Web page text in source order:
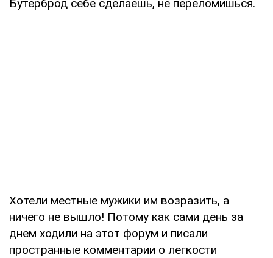
Бутерброд себе сделаешь, не переломишься.
Хотели местные мужики им возразить, а
ничего не вышло! Потому как сами день за
днем ходили на этот форум и писали
пространные комментарии о легкости